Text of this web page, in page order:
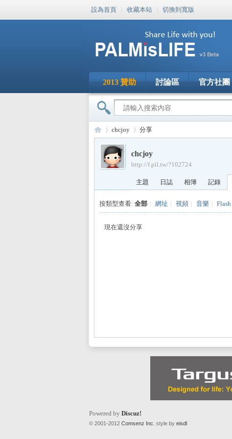
設為首頁 | 收藏本站 | 切換到寬版
2013 贊助 討論區 官方社團
PA›
chcjoy 分享
chcjoy
http://f.pil.tw/?102724
主題 日誌 相簿 記錄
按類型查看: 全部 | 網址 | 視頻 | 音樂 | Flash
現在還沒分享
Powered by Discuz!
© 2001-2012 Comsenz Inc. style by eisdl